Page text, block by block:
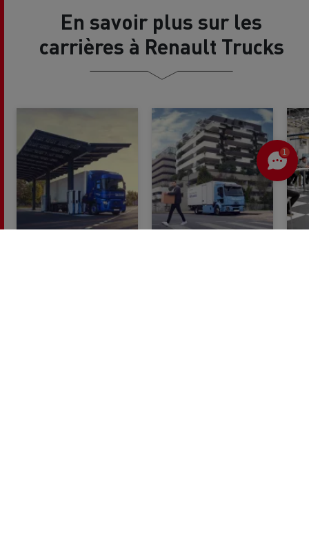
En savoir plus sur les
carrières à Renault Trucks
1